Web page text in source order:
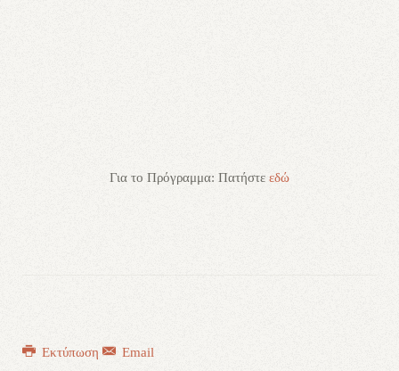
Για το Πρόγραμμα: Πατήστε εδώ
Εκτύπωση Email